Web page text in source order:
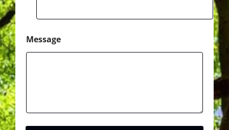
Message